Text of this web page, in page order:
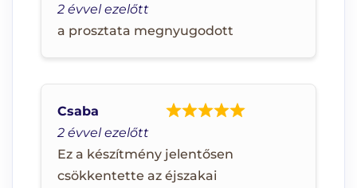
2 évvel ezelőtt
a prosztata megnyugodott
2 évvel ezelőtt
Ez a készítmény jelentősen
csökkentette az éjszakai
Csaba